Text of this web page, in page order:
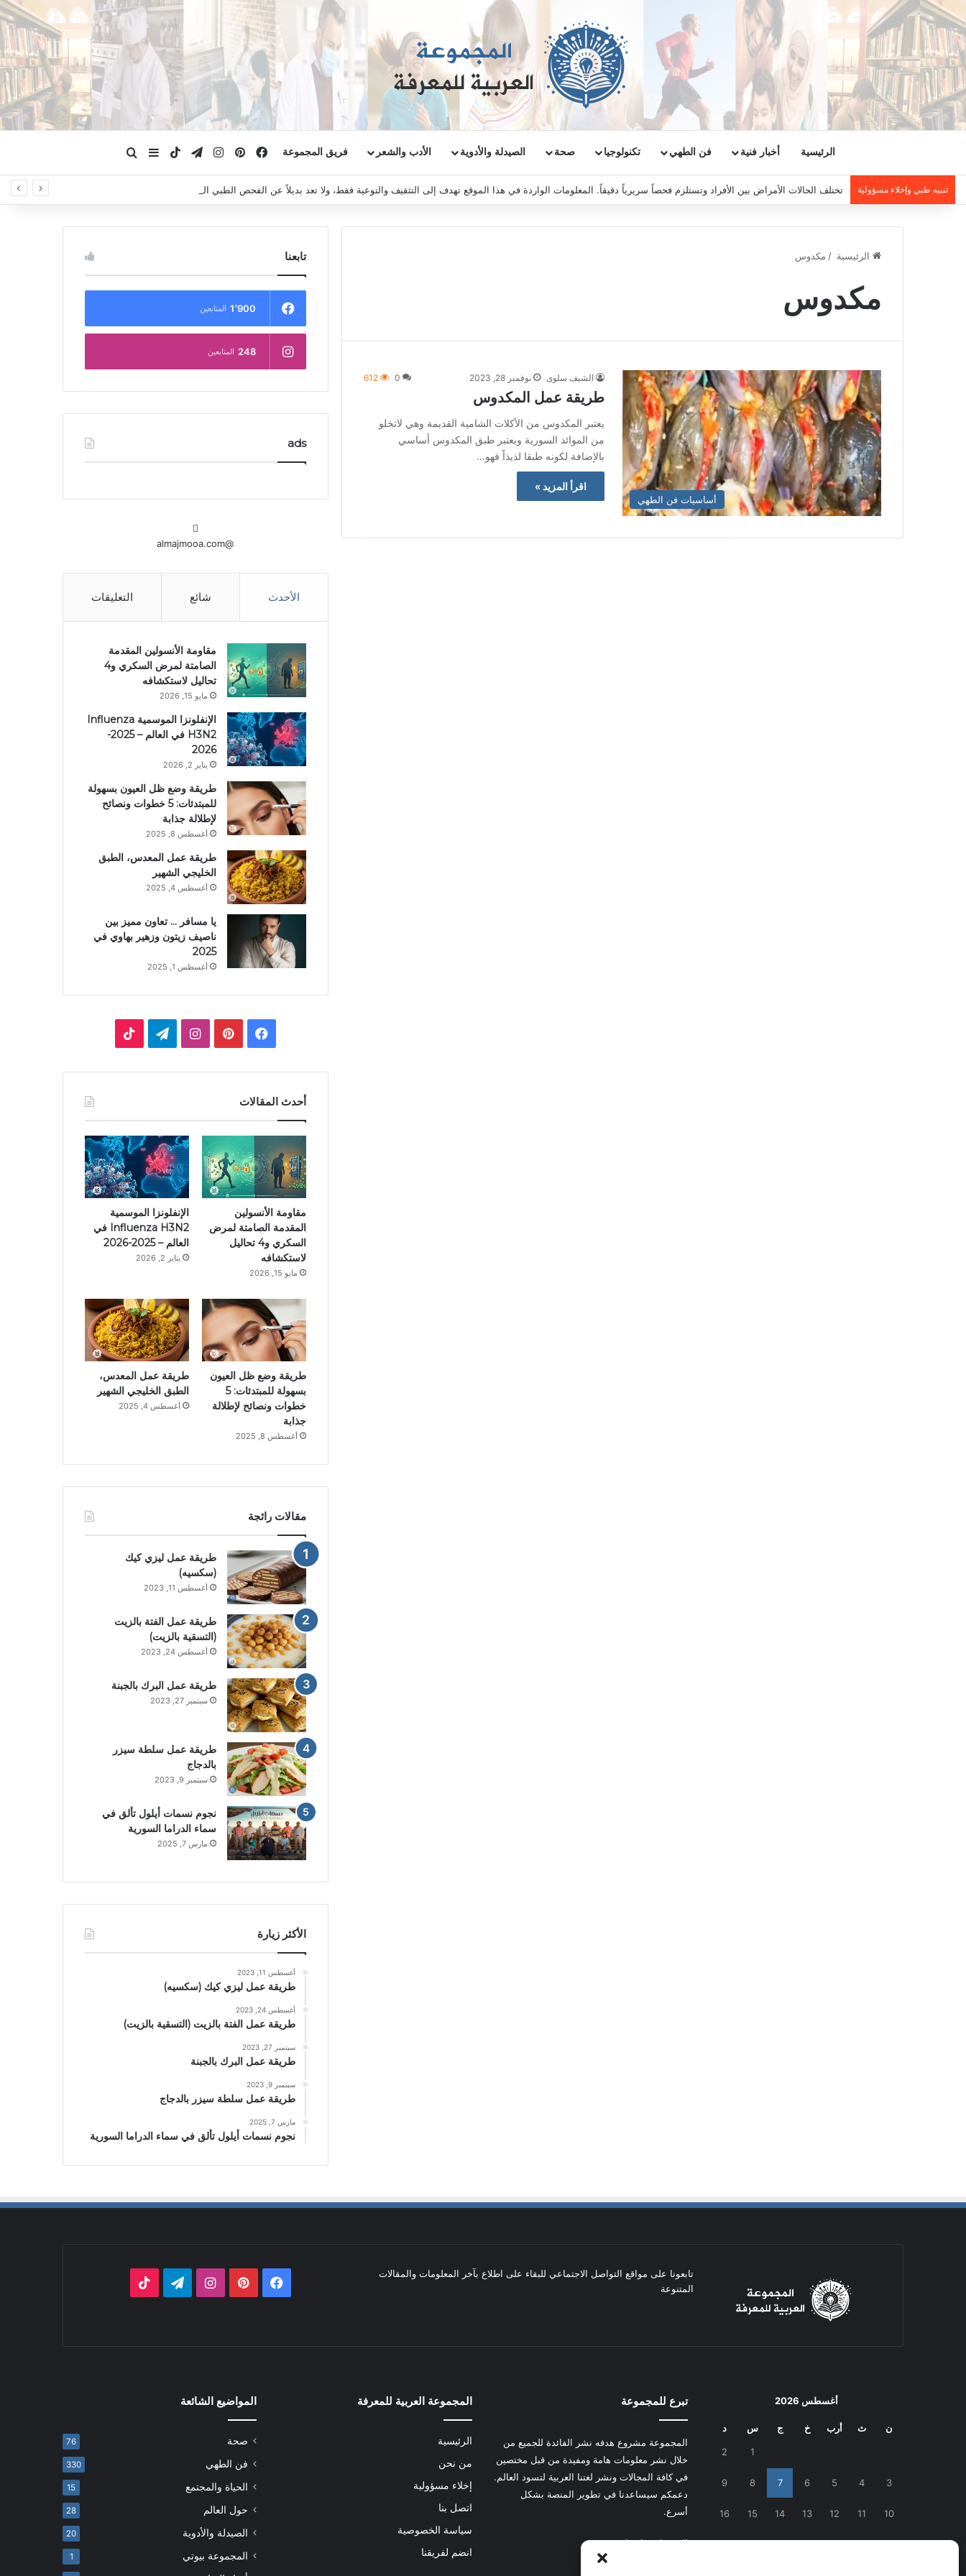
الرئيسية أخبار فنية فن الطهي تكنولوجيا صحة الصيدلة والأدوية الأدب والشعر فريق المجموعة فيسبوكبينتيريستانستقرامتيلقرام‫TikTokإضافة عمود جانبي
تنبيه طبي وإخلاء مسؤولية تختلف الحالات الأمراض بين الأفراد وتستلزم فحصاً سريرياً دقيقاً. المعلومات الواردة في هذا الموقع تهدف إلى التثقيف والتوعية فقط، ولا تعد بديلاً عن الفحص الطبي السريري، دائمًا استشر الطبيب.
الرئيسية / مكدوس
مكدوس
أساسيات فن الطهي
الشيف سلوى نوفمبر 28, 2023 0
612
طريقة عمل المكدوس
يعتبر المكدوس من الأكلات الشامية القديمة وهي لاتخلو
من الموائد السورية ويعتبر طبق المكدوس أساسي
بالإضافة لكونه طبقا لذيذاً فهو…
اقرأ المزيد »
تابعنا
1٬900 المتابعين
248 المتابعين
ads
@almajmooa.com
الأحدث شائع التعليقات
مقاومة الأنسولين المقدمة
الصامتة لمرض السكري و4
تحاليل لاستكشافه
مايو 15, 2026
الإنفلونزا الموسمية Influenza
H3N2 في العالم – 2025-
2026
يناير 2, 2026
طريقة وضع ظل العيون بسهولة
للمبتدئات: 5 خطوات ونصائح
لإطلالة جذابة
أغسطس 8, 2025
طريقة عمل المعدس، الطبق
الخليجي الشهير
أغسطس 4, 2025
يا مسافر … تعاون مميز بين
ناصيف زيتون وزهير بهاوي في
2025
أغسطس 1, 2025
ب
ك
ب
ت
ي
ر
س
ا
ت
ق
ر
ا
م
ق
ر
ا
م
k
T
o
أحدث المقالات
مقاومة الأنسولين
المقدمة الصامتة لمرض
السكري و4 تحاليل
لاستكشافه
مايو 15, 2026
الإنفلونزا الموسمية
Influenza H3N2 في
العالم – 2025-2026
يناير 2, 2026
طريقة وضع ظل العيون
بسهولة للمبتدئات: 5
خطوات ونصائح لإطلالة
جذابة
أغسطس 8, 2025
طريقة عمل المعدس،
الطبق الخليجي الشهير
أغسطس 4, 2025
مقالات رائجة
طريقة عمل ليزي كيك
(سكسيه)
أغسطس 11, 2023
طريقة عمل الفتة بالزيت
(التسقية بالزيت)
أغسطس 24, 2023
طريقة عمل البرك بالجبنة
سبتمبر 27, 2023
طريقة عمل سلطة سيزر
بالدجاج
سبتمبر 9, 2023
نجوم نسمات أيلول تألق في
سماء الدراما السورية
مارس 7, 2025
الأكثر زيارة
أغسطس 11, 2023
طريقة عمل ليزي كيك (سكسيه)
أغسطس 24, 2023
طريقة عمل الفتة بالزيت (التسقية بالزيت)
سبتمبر 27, 2023
طريقة عمل البرك بالجبنة
سبتمبر 9, 2023
طريقة عمل سلطة سيزر بالدجاج
مارس 7, 2025
نجوم نسمات أيلول تألق في سماء الدراما السورية
تابعونا على مواقع التواصل الاجتماعي للبقاء على اطلاع بآخر المعلومات والمقالات
المتنوعة
فيسبوكبينتيريستانستقرامتيلقرام
أغسطس 2026
ن ث أرب خ ج س د
1
2
3
4
5
6
7
8
9
10
11
12
13
14
15
16
تبرع للمجموعة
المجموعة مشروع هدفه نشر الفائدة للجميع من
خلال نشر معلومات هامة ومفيدة من قبل مختصين
في كافة المجالات ونشر لغتنا العربية لتسود العالم.
دعمكم سيساعدنا في تطوير المنصة بشكل
أسرع.
للتبرعاضغط هنا
المجموعة العربية للمعرفة
الرئيسية
من نحن
إخلاء مسؤولية
اتصل بنا
سياسة الخصوصية
انضم لفريقنا
المواضيع الشائعة
صحة 76
فن الطهي 330
الحياة والمجتمع 15
حول العالم 28
الصيدلة والأدوية 20
المجموعة بيوتي 1